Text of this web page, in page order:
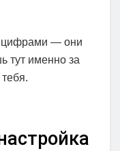
цифрами — они
тут именно за